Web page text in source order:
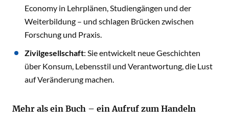
Economy in Lehrplänen, Studiengängen und der
Weiterbildung – und schlagen Brücken zwischen
Forschung und Praxis.
Zivilgesellschaft: Sie entwickelt neue Geschichten
über Konsum, Lebensstil und Verantwortung, die Lust
auf Veränderung machen.
Mehr als ein Buch – ein Aufruf zum Handeln